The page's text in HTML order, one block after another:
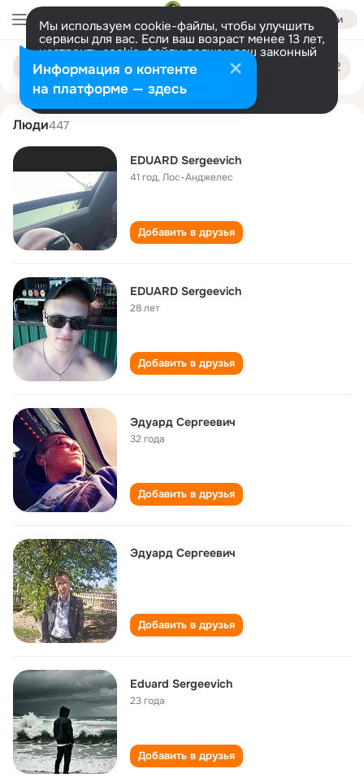
Войти
Мы используем cookie-файлы, чтобы улучшить
сервисы для вас. Если ваш возраст менее 13 лет,
настроить cookie-файлы должен ваш законный
представитель. Больше информации
Разрешить все Настроить
Поиск
людям
eduard sergeevich
Люди447
EDUARD Sergeevich
41 год,Лос-Анджелес
Добавить в друзья
EDUARD Sergeevich
28 лет
Добавить в друзья
Эдуард Сергеевич
32 года
Добавить в друзья
Эдуард Сергеевич
Добавить в друзья
Eduard Sergeevich
23 года
Добавить в друзья
Информация о контенте
на платформе — здесь